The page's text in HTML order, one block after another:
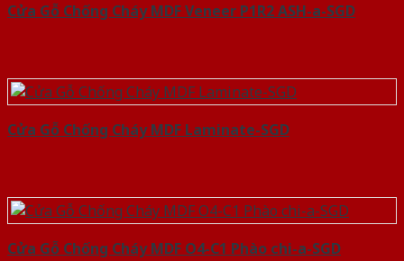
Cửa Gỗ Chống Cháy MDF Veneer P1R2 ASH-a-SGD
Cửa Gỗ Chống Cháy MDF Laminate-SGD
Cửa Gỗ Chống Cháy MDF O4-C1 Phào chi-a-SGD